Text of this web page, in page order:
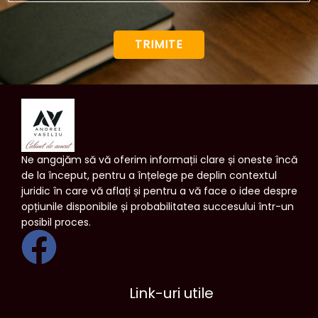
TRIMITE
Ne angajăm să vă oferim informații clare și oneste încă
de la început, pentru a înțelege pe deplin contextul
juridic în care vă aflați și pentru a vă face o idee despre
opțiunile disponibile și probabilitatea succesului într-un
posibil proces.
Link-uri utile